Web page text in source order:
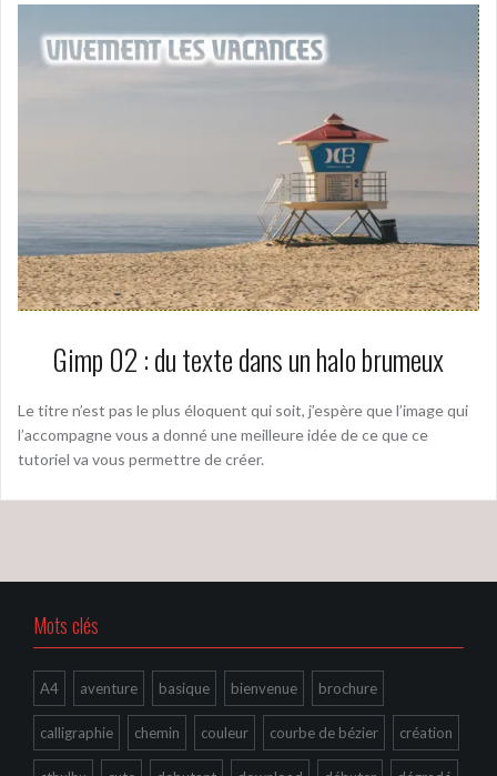
Gimp 02 : du texte dans un halo brumeux
Le titre n’est pas le plus éloquent qui soit, j’espère que l’image qui
l’accompagne vous a donné une meilleure idée de ce que ce
tutoriel va vous permettre de créer.
Mots clés
A4 aventure basique bienvenue brochure
calligraphie chemin couleur courbe de bézier création